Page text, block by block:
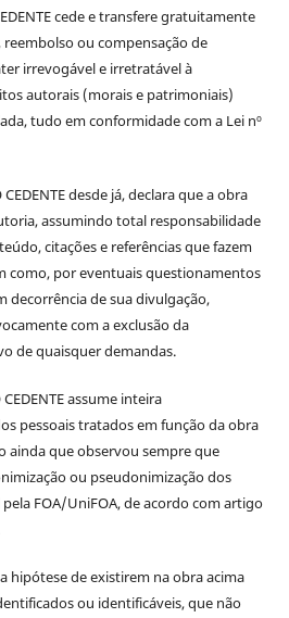
cede e transfere gratuitamente
ou compensação de
irrevogável e irretratável à
autorais (morais e patrimoniais)
tudo em conformidade com a Lei nº
desde já, declara que a obra
assumindo total responsabilidade
citações e referências que fazem
como, por eventuais questionamentos
decorrência de sua divulgação,
com a exclusão da
de quaisquer demandas.
assume inteira
pessoais tratados em função da obra
ainda que observou sempre que
ou pseudonimização dos
FOA/UniFOA, de acordo com artigo
hipótese de existirem na obra acima
ou identificáveis, que não